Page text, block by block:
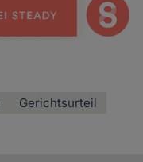
Gerichtsurteil